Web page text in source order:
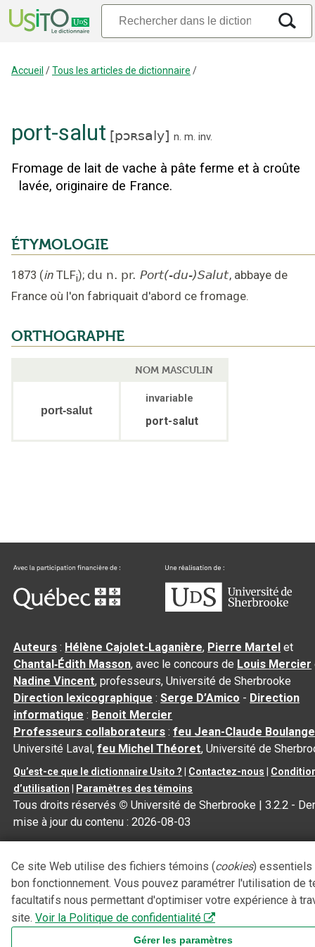
Accueil /Tous les articles de dictionnaire /
port-salut [pɔʀsaly] n. m. inv.
Fromage de lait de vache à pâte ferme et à croûte
lavée, originaire de France.
ÉTYMOLOGIE
1873 (in TLFi); du n. pr. Port(-du-)Salut, abbaye de
France où l'on fabriquait d'abord ce fromage.
ORTHOGRAPHE
NOM MASCULIN
port-salut
invariable
port-salut
Auteurs : Hélène Cajolet-Laganière, Pierre Martel et
Chantal‑Édith Masson, avec le concours de Louis Mercier
Nadine Vincent, professeurs, Université de Sherbrooke
Direction lexicographique :Serge D’Amico - Direction
informatique : Benoit Mercier
Professeurs collaborateurs :feu Jean-Claude
Université Laval,feu Michel Théoret, Université de
Qu’est-ce que le dictionnaire Usito ? | Contactez-nous |
d’utilisation | Paramètres des témoins
Tous droits réservés © Université de Sherbrooke |3.2.2 -
mise à jour du contenu :2026-08-03
Ce site Web utilise des fichiers témoins (cookies) essentiels
bon fonctionnement. Vous pouvez paramétrer l'utilisation de
facultatifs nous permettant d'optimiser votre expérience à
site. Voir la Politique de confidentialité
Gérer les paramètres